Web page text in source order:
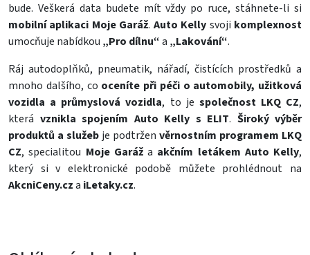
bude. Veškerá data budete mít vždy po ruce, stáhnete-li si
mobilní aplikaci Moje Garáž. Auto Kelly svoji komplexnost
umocňuje nabídkou „Pro dílnu“a „Lakování“.
Ráj autodoplňků, pneumatik, nářadí, čistících prostředků a
mnoho dalšího, co oceníte při péči o automobily, užitková
vozidla a průmyslová vozidla, to je společnost LKQ CZ,
která vznikla spojením Auto Kelly s ELIT. Široký výběr
produktů a služeb je podtržen věrnostním programem LKQ
CZ, specialitou Moje Garáža akčním letákem Auto Kelly,
který si v elektronické podobě můžete prohlédnout na
AkcniCeny.cza iLetaky.cz.